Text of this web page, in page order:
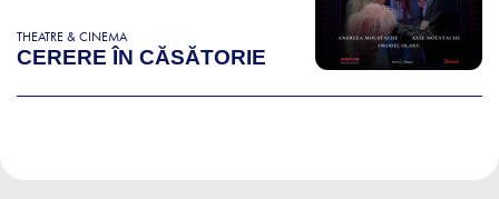
THEATRE & CINEMA
CERERE ÎN CĂSĂTORIE